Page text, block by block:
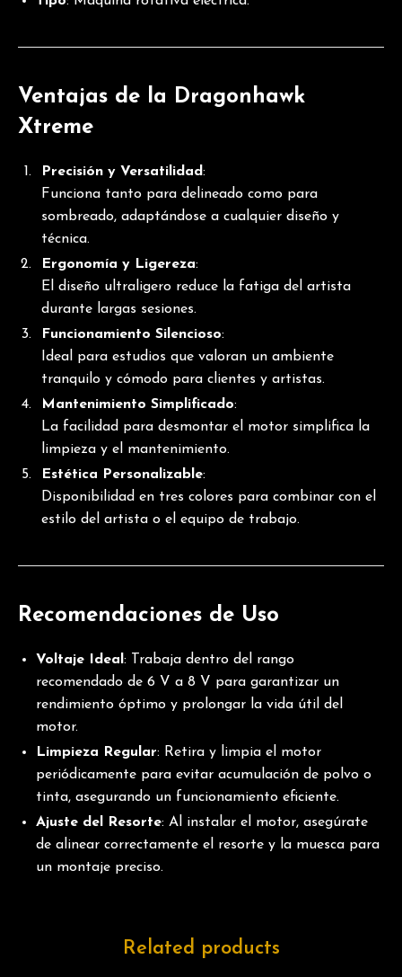
Ventajas de la Dragonhawk
Xtreme
Precisión y Versatilidad:
Funciona tanto para delineado como para
sombreado, adaptándose a cualquier diseño y
técnica.
Ergonomía y Ligereza:
El diseño ultraligero reduce la fatiga del artista
durante largas sesiones.
Funcionamiento Silencioso:
Ideal para estudios que valoran un ambiente
tranquilo y cómodo para clientes y artistas.
Mantenimiento Simplificado:
La facilidad para desmontar el motor simplifica la
limpieza y el mantenimiento.
Estética Personalizable:
Disponibilidad en tres colores para combinar con el
estilo del artista o el equipo de trabajo.
Recomendaciones de Uso
Voltaje Ideal : Trabaja dentro del rango
recomendado de 6 V a 8 V para garantizar un
rendimiento óptimo y prolongar la vida útil del
motor.
Limpieza Regular: Retira y limpia el motor
periódicamente para evitar acumulación de polvo o
tinta, asegurando un funcionamiento eficiente.
Ajuste del Resorte: Al instalar el motor, asegúrate
de alinear correctamente el resorte y la muesca para
un montaje preciso.
Related products